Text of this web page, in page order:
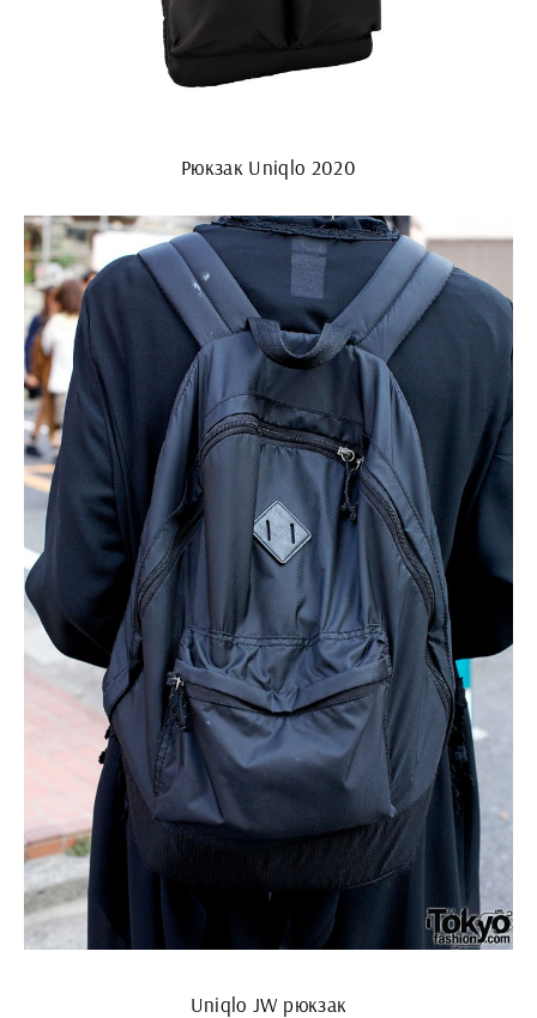
Рюкзак Uniqlo 2020
Uniqlo JW рюкзак